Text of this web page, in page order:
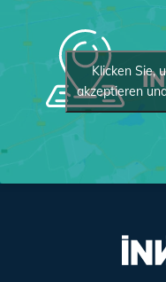
Klicken Sie,
akzeptieren